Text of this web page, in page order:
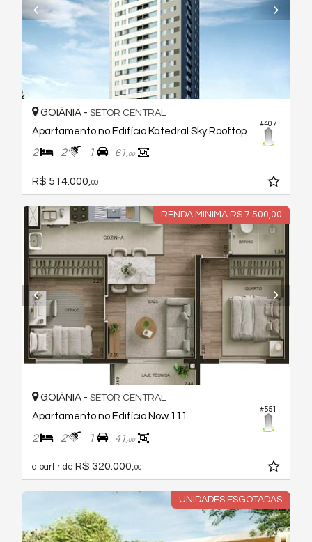
#407
GOIÂNIA - SETOR CENTRAL
Apartamento no Edifício Katedral Sky Rooftop
2 2 1 61,00
R$ 514.000, 00
RENDA MINIMA R$ 7.500,00
#551
GOIÂNIA - SETOR CENTRAL
Apartamento no Edifício Now 111
2 2 1 41,00
a partir de R$ 320.000,00
UNIDADES ESGOTADAS